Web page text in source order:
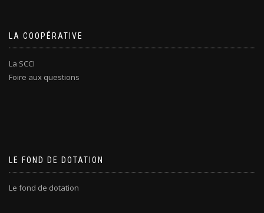
LA COOPÉRATIVE
La SCCI
Foire aux questions
LE FOND DE DOTATION
Le fond de dotation